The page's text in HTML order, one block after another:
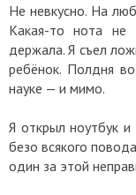
Не невкусно. На
Какая-то нота
держала. Я съел
ребёнок. Полдня
науке — и мимо.
Я открыл ноутбук
безо всякого
один за этой